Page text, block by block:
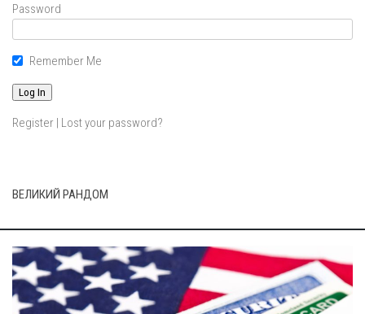
Password
Remember Me
Register | Lost your password?
ВЕЛИКИЙ РАНДОМ